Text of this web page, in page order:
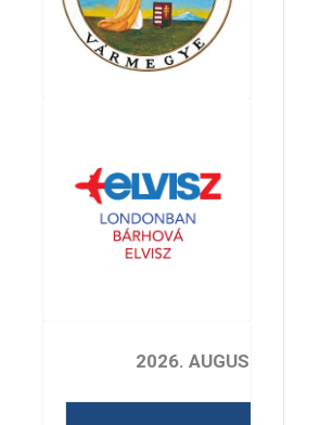
2026. AUGUSZTUS